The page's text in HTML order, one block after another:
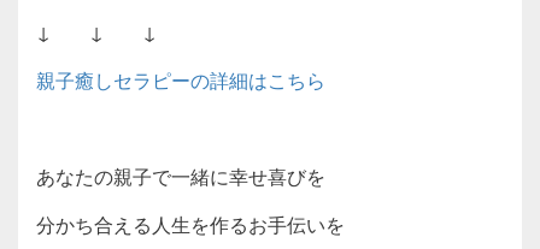
↓ ↓ ↓
親子癒しセラピーの詳細はこちら
あなたの親子で一緒に幸せ喜びを
分かち合える人生を作るお手伝いを